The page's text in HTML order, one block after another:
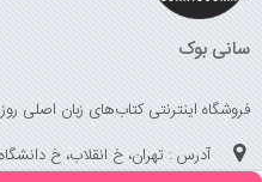
سانی بوک
فروشگاه اینترنتی کتاب‌های زبان اصلی
آدرس : تهران، خ انقلاب، خ دانشگاه،